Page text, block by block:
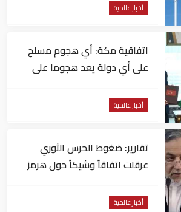
أخبار عالمية
اتفاقية مكة: أي هجوم مسلح
على أي دولة يعد هجوما على
أخبار عالمية
تقارير: ضغوط الحرس الثوري
عرقلت اتفاقاً وشيكاً حول هرمز
أخبار عالمية